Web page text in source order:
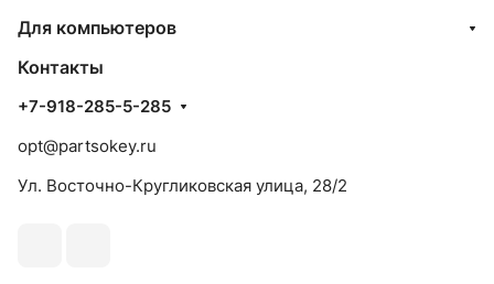
Для компьютеров
Контакты
+7-918-285-5-285
opt@partsokey.ru
Ул. Восточно-Кругликовская улица, 28/2